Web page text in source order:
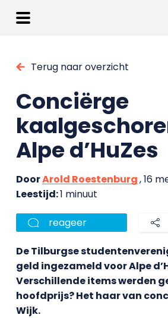
Terug naar overzicht
Conciërge
Alpe d’HuZes
DoorArold Roestenburg, 16
Leestijd:1 minuut
reageer
De Tilburgse
geld ingezameld voor Alpe
Verschillende items werden
hoofdprijs? Het haar van
Wijk.